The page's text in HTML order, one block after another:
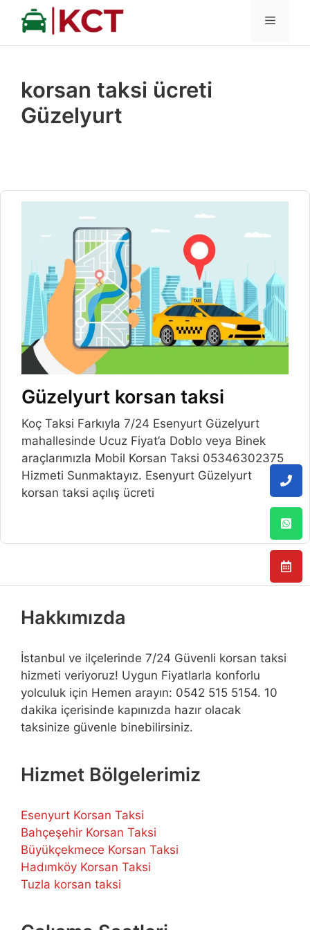
İçeriğe
MENÜ
korsan taksi ücreti
Güzelyurt
Güzelyurt korsan taksi
Koç Taksi Farkıyla 7/24 Esenyurt Güzelyurt
mahallesinde Ucuz Fiyat’a Doblo veya Binek
araçlarımızla Mobil Korsan Taksi 05346302375
Hizmeti Sunmaktayız. Esenyurt Güzelyurt
korsan taksi açılış ücreti
Hakkımızda
İstanbul ve ilçelerinde 7/24 Güvenli korsan taksi
hizmeti veriyoruz! Uygun Fiyatlarla konforlu
yolculuk için Hemen arayın: 0542 515 5154. 10
dakika içerisinde kapınızda hazır olacak
taksinize güvenle binebilirsiniz.
Hizmet Bölgelerimiz
Esenyurt Korsan Taksi
Bahçeşehir Korsan Taksi
Büyükçekmece Korsan Taksi
Hadımköy Korsan Taksi
Tuzla korsan taksi